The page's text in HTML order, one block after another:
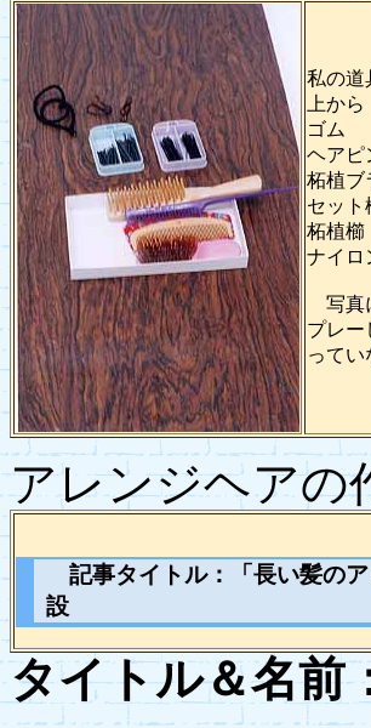
私の道
上から
ゴム
ヘアピ
柘植ブ
セット
柘植櫛
ナイロ
写真
プレー
って
アレンジヘア
記事タイトル：
「長い髪の
設
タイトル＆名前